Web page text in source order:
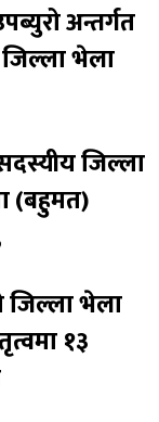
अन्तर्गत
जिल्ला भेला
जिल्ला
(बहुमत)
भेला
१३